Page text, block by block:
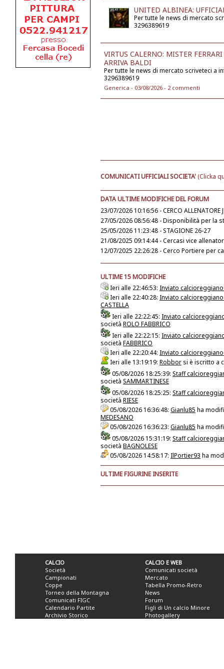
UNITED ALBINEA:
Per tutte le news di mercato
3296389619
VIRTUS CALERNO: MISTER
ARRIVA BALDI
Per tutte le news di mercato scriveteci a
3296389619
Generica - 03/08/2026 - 2 commenti
COMUNICATI UFFICIALI SOCIETA'(Clicka
DATA ULTIME MODIFICHE DEL FORUM
23/07/2026 10:16:56 - CERCO ALLENATORE
27/05/2026 08:56:48 - Disponibilità per la
25/05/2026 11:23:48 - STAGIONE 26-27
21/08/2025 09:14:44 - Cercasi vice
12/07/2025 22:26:28 - Cerco Portiere per
ULTIME 15 MODIFICHE
Ieri alle 22:46:53: Inviato
Ieri alle 22:40:28: Inviato
CASTELLA
Ieri alle 22:22:45: Inviato
società ROLO FABBRICO
Ieri alle 22:22:15: Inviato
società FABBRICO
Ieri alle 22:20:44: Inviato
Ieri alle 13:19:19: Robbor si è iscritto a
05/08/2026 18:25:39: Staff
società SAMMARTINESE
05/08/2026 18:25:25: Staff
società RIESE
05/08/2026 16:36:48: Gianlu85 ha
MEDESANO
05/08/2026 16:36:23: Gianlu85 ha
05/08/2026 15:31:19: Staff
società BAGNOLESE
05/08/2026 14:58:17: IlPortier93 ha
ULTIME FIGURINE INSERITE
CALCIO
Società
Campionati
Coppe
Torneo della Montagna
Comunicati FIGC
Calendario Partite
Archivio Storico
CALCIO E WEB
Comunicati società
Mercato
Tabella Promo-Retro
News
Forum
Figli di Un calcio Minore
Photogallery